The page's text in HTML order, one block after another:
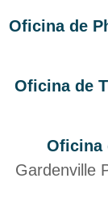
Oficina de
Oficina de
Oficina
Gardenville